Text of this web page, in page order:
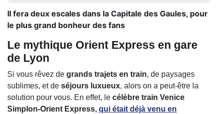
Il fera deux escales dans la Capitale des Gaules, pour
le plus grand bonheur des fans
Le mythique Orient Express en gare
de Lyon
Si vous rêvez de grands trajets en train, de paysages
sublimes, et de séjours luxueux, alors on a peut-être la
solution pour vous. En effet, le célèbre train Venice
Simplon-Orient Express, qui était déjà venu en